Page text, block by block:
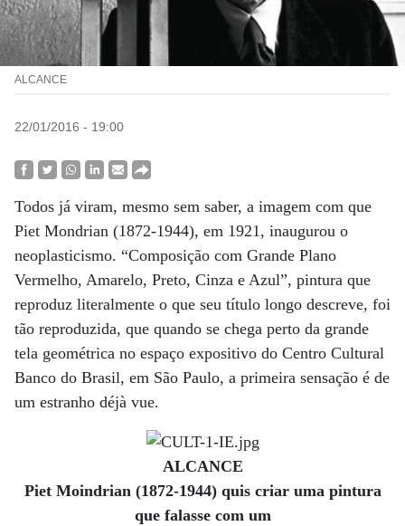
ALCANCE
22/01/2016 - 19:00
Todos já viram, mesmo sem saber, a imagem com que
Piet Mondrian (1872-1944), em 1921, inaugurou o
neoplasticismo. “Composição com Grande Plano
Vermelho, Amarelo, Preto, Cinza e Azul”, pintura que
reproduz literalmente o que seu título longo descreve, foi
tão reproduzida, que quando se chega perto da grande
tela geométrica no espaço expositivo do Centro Cultural
Banco do Brasil, em São Paulo, a primeira sensação é de
um estranho déjà vue.
ALCANCE
Piet Moindrian (1872-1944) quis criar uma pintura
que falasse com um